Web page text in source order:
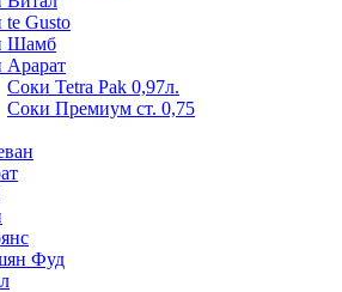
Gusto
Шамб
Арарат
Соки Tetra Pak 0,97л.
Соки Премиум ст. 0,75
Фуд